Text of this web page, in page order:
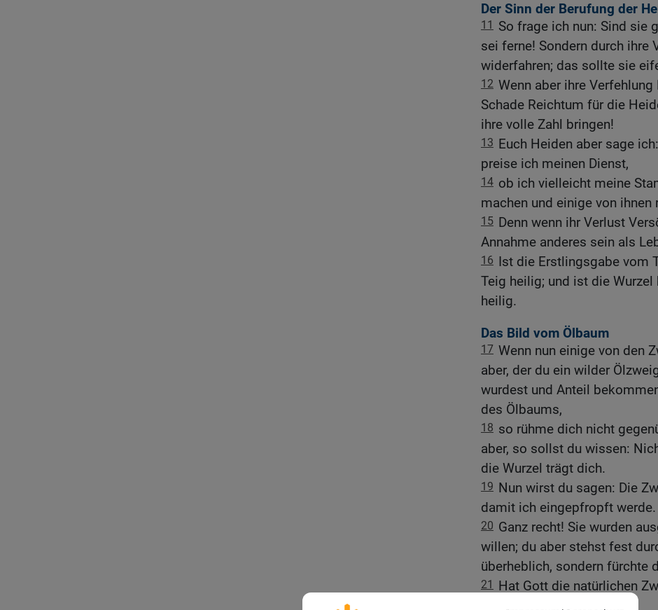
Der Sinn der Berufung der
11
So frage ich nun: Sind sie
sei ferne! Sondern durch ihre
widerfahren; das sollte sie
12 Wenn aber ihre
Schade Reichtum für die
ihre volle Zahl bringen!
13 Euch Heiden aber sage
preise ich meinen Dienst,
14 ob ich vielleicht meine
machen und einige von ihnen
15 Denn wenn ihr Verlust
Annahme anderes sein als
16 Ist die Erstlingsgabe vom
Teig heilig; und ist die
heilig.
Das Bild vom Ölbaum
17 Wenn nun einige von den
aber, der du ein wilder
wurdest und Anteil
des Ölbaums,
18 so rühme dich nicht
aber, so sollst du wissen:
die Wurzel trägt dich.
19 Nun wirst du sagen: Die
damit ich eingepfropft werde.
20 Ganz recht! Sie wurden
willen; du aber stehst fest
überheblich, sondern fürchte
21 Hat Gott die natürlichen